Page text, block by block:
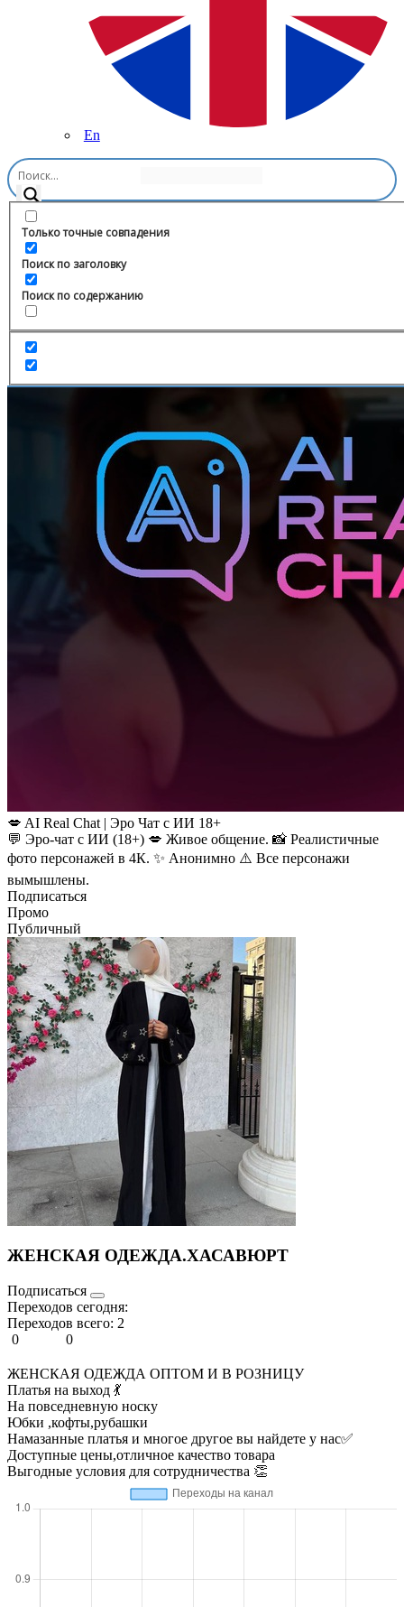
En
Только точные совпадения
Поиск по заголовку
Поиск по содержанию
Главная
ОДЕЖДА.ХАСАВЮРТ
💋 AI Real Chat | Эро Чат с ИИ 18+
💬 Эро-чат с ИИ (18+) 💋 Живое общение. 📸 Реалистичные
фото персонажей в 4К. ✨ Анонимно ⚠️ Все персонажи
вымышлены.
Подписаться
Промо
Публичный
ЖЕНСКАЯ ОДЕЖДА.ХАСАВЮРТ
Подписаться
Переходов сегодня:
Переходов всего: 2
0
0
ЖЕНСКАЯ ОДЕЖДА ОПТОМ И В РОЗНИЦУ
Платья на выход 💃
На повседневную носку
Юбки ,кофты,рубашки
Намазанные платья и многое другое вы найдете у нас✅
Доступные цены,отличное качество товара
Выгодные условия для сотрудничества 👏